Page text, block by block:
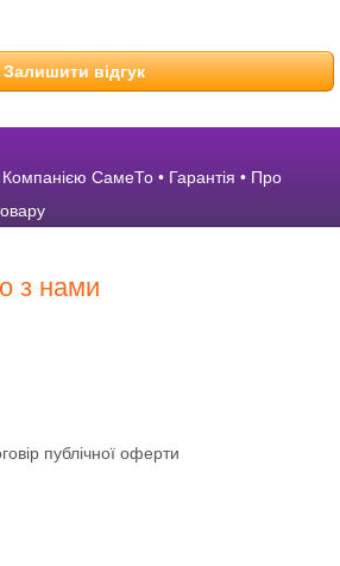
Залишити відгук
Компанією СамеТо • Гарантія • Про
з нами
публічної оферти